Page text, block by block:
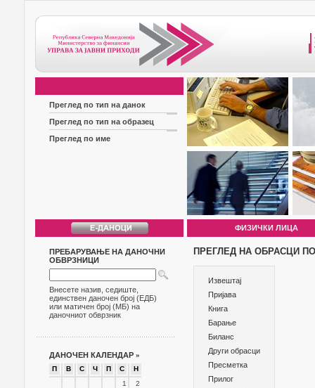
Преглед по тип на данок
Преглед по тип на образец
Преглед по име
ФИЗИЧКИ ЛИЦА
ПРЕБАРУВАЊЕ НА ДАНОЧНИ
ОБВРЗНИЦИ
Внесете назив, седиште,
единствен даночен број (ЕДБ)
или матичен број (МБ) на
даночниот обврзник
ДАНОЧЕН КАЛЕНДАР »
П В С Ч П С
Н
1
2
ПРЕГЛЕД НА ОБРАСЦИ
Извештај
Пријава
Книга
Барање
Биланс
Други обрасци
Пресметка
Прилог